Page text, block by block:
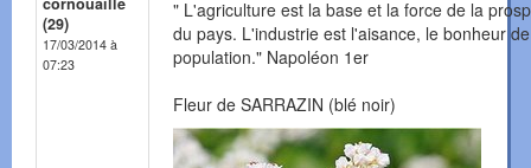
(29)
17/03/2014 à
07:23
" L'agriculture est la base et la force de la
du pays. L'industrie est l'aisance, le bonheur
population." Napoléon 1er
Fleur de SARRAZIN (blé noir)